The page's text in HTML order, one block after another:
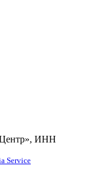
ИНН
Service